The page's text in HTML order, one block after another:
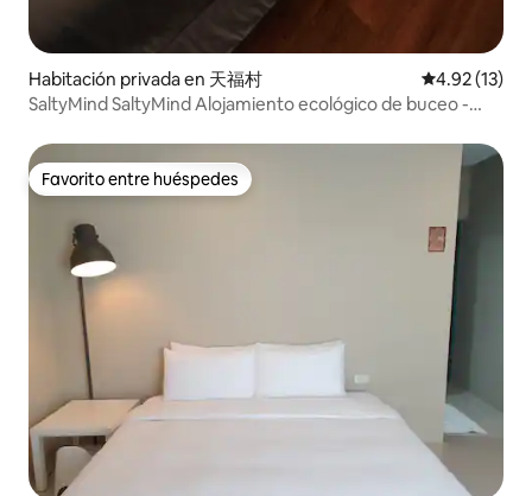
Habitación privada en 天福村 Calificación
4.92 (13)
SaltyMind SaltyMind Alojamiento ecológico de buceo -
Favorito entre huéspedes
Favorito entre huéspedes